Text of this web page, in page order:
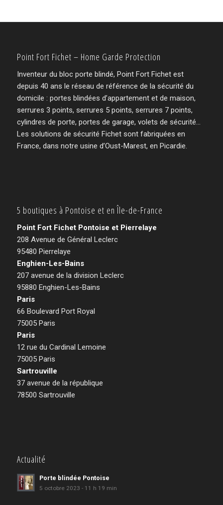
Point Fort Fichet – Home Garde Protection
Inventeur du bloc porte blindé, Point Fort Fichet est
depuis 40 ans le réseau de référence de la sécurité du
domicile : portes blindées d’appartement et de maison,
serrures 3 points, serrures 5 points, serrures 7 points,
cylindres de porte, portes de garage, volets de sécurité…
Les solutions de sécurité Fichet sont fabriquées en
France, dans notre usine d’Oust-Marest, en Picardie.
5 boutiques à Pontoise et en Île-de-France
Point Fort Fichet Pontoise et Pierrelaye
208 Avenue de Général Leclerc
95480 Pierrelaye
Enghien-Les-Bains
207 avenue de la division Leclerc
95880 Enghien-Les-Bains
Paris
66 Boulevard Port Royal
75005 Paris
Paris
12 rue du Cardinal Lemoine
75005 Paris
Sartrouville
37 avenue de la république
78500 Sartrouville
Actualité
Porte blindée Pontoise
5 octobre 2023 - 11 h 19 min